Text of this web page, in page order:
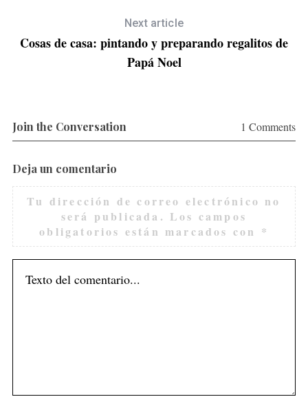
Next article
Cosas de casa: pintando y preparando regalitos de
Papá Noel
Join the Conversation 1 Comments
Deja un comentario
Tu dirección de correo electrónico no
será publicada. Los campos
obligatorios están marcados con *
h